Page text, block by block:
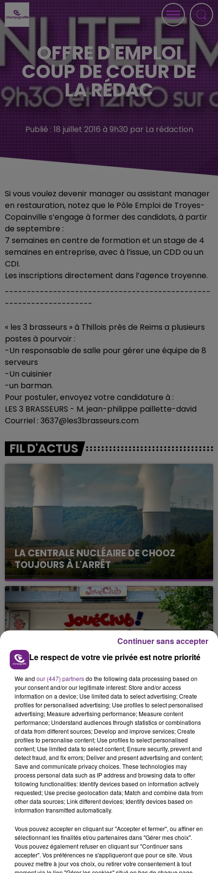
OFFRE D'EMPLOI
COUP DE COEUR DE
LA RÉDAC
Publié : 18 juillet 2016 à 9h30 par La rédaction
Si vous voulez devenir manager ou assistant manager
en restauration, notez que le Pôle Emploi de Troyes-
Copainville s’engage à former des candidats, à partir
de septembre :
7 semaines en centre de formation et un stage de 4
semaines en entreprise, avec à l’issue, un CDD ou un
CDI.
Les inscriptions directement dans l’agence troyenne.
-----------------------------------------------
--------------------
« les 3 brasseurs » à Thillois près de Reims a plusieurs
postes à pourvoir :
-Un responsable de salle pour gérer une équipe de 8
serveurs
-Un cuisinier
-un barman.
Pour postuler, envoyez votre candidature à :
LES 3 BRASSEURS - M. jean-philippe paillette-david
Courriel : 3637@les3brasseurs.com
FIL D'ACTUS
LA CENTRALE NUCLÉAIRE DE CHOOZ
TOUJOURS À L'ARRÊT
Cela fait déjà une semaine que la centrale
nucléaire ardennaise est à l'arrêt. Une situation
justifiée par la sécheresse intense qui est toujours
présente.
LE MAGASIN JOUÉCLUB DE REIMS FERME
SES PORTES
C'était l'une des institutions du centre-ville
rémois. Le magasin JouéClub est contraint de
fermer ses portes.
TITRES DIFFUSÉS
4h12
4h12
INDOCHINE
Les Nouveaux Soleils
4h08
4h08
NAÏKA
One Track Mind
Le respect de votre vie privée est notre priorité
We and our (447) partnersdo the following data processing based on
your consent and/or our legitimate interest: Store and/or access
information on a device; Use limited data to select advertising; Create
profiles for personalised advertising; Use profiles to select personalised
advertising; Measure advertising performance; Measure content
performance; Understand audiences through statistics or combinations
of data from different sources; Develop and improve services; Create
profiles to personalise content; Use profiles to select personalised
content; Use limited data to select content; Ensure security, prevent and
detect fraud, and fix errors; Deliver and present advertising and content;
Save and communicate privacy choices. These technologies may
process personal data such as IP address and browsing data to offer
following functionalities: Identify devices based on information actively
requested; Use precise geolocation data; Match and combine data from
other data sources; Link different devices; Identify devices based on
information transmitted automatically.
Vous pouvez accepter en cliquant sur "Accepter et fermer", ou affiner en
sélectionnant les finalités et/ou partenaires dans "Gérer mes choix".
Vous pouvez également refuser en cliquant sur "Continuer sans
accepter". Vos préférences ne s'appliqueront que pour ce site. Vous
pouvez mettre à jour vos choix, ou retirer votre consentement à tout
Continuer sans accepter